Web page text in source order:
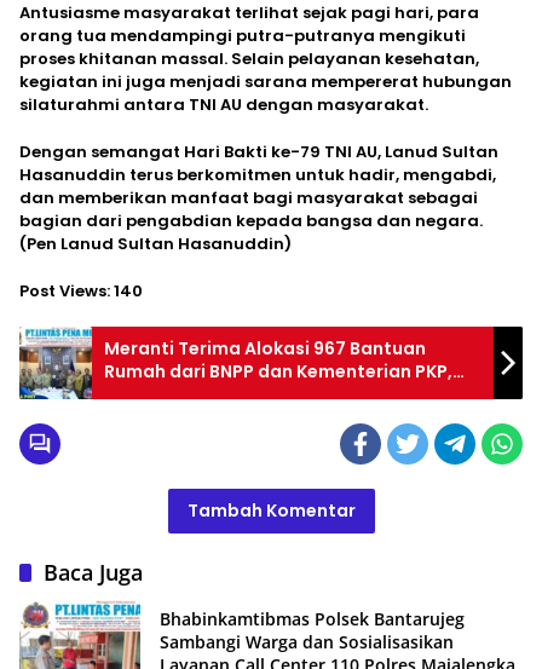
Antusiasme masyarakat terlihat sejak pagi hari, para
orang tua mendampingi putra-putranya mengikuti
proses khitanan massal. Selain pelayanan kesehatan,
kegiatan ini juga menjadi sarana mempererat hubungan
silaturahmi antara TNI AU dengan masyarakat.
Dengan semangat Hari Bakti ke-79 TNI AU, Lanud Sultan
Hasanuddin terus berkomitmen untuk hadir, mengabdi,
dan memberikan manfaat bagi masyarakat sebagai
bagian dari pengabdian kepada bangsa dan negara.
(Pen Lanud Sultan Hasanuddin)
Post Views:140
Meranti Terima Alokasi 967 Bantuan
Rumah dari BNPP dan Kementerian PKP,
Bupati Asmar Sampaikan Terima Kasih
Tambah Komentar
Baca Juga
Bhabinkamtibmas Polsek Bantarujeg
Sambangi Warga dan Sosialisasikan